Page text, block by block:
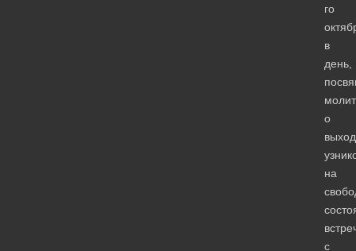
го
в
день,
о
на
с